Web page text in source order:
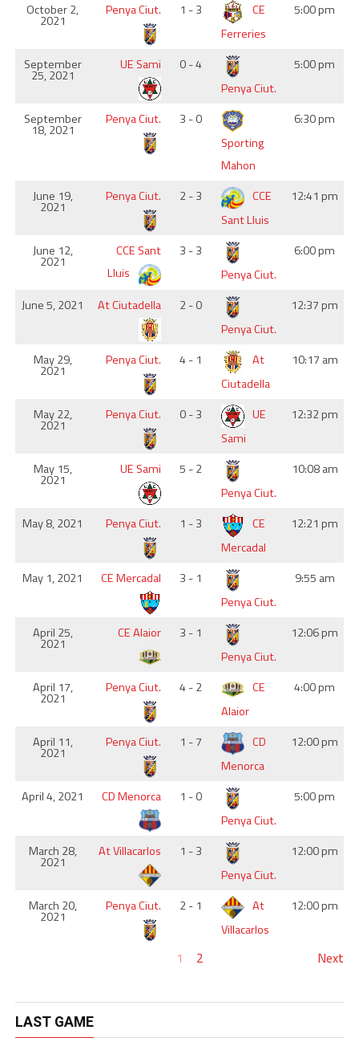
October 2,
2021
Penya Ciut. 1 - 3
CE
Ferreries
5:00 pm
September
25, 2021
UE Sami
0 - 4
Penya Ciut.
5:00 pm
September
18, 2021
Penya Ciut.
3 - 0
Sporting
Mahon
6:30 pm
June 19,
2021
Penya Ciut. 2 - 3
CCE
Sant Lluis
12:41 pm
June 12,
2021
CCE Sant
Lluis
3 - 3
Penya Ciut.
6:00 pm
June 5, 2021 At Ciutadella
2 - 0
Penya Ciut.
12:37 pm
May 29,
2021
Penya Ciut. 4 - 1
At
Ciutadella
10:17 am
May 22,
2021
Penya Ciut. 0 - 3
UE
Sami
12:32 pm
May 15,
2021
UE Sami
5 - 2
Penya Ciut.
10:08 am
May 8, 2021 Penya Ciut. 1 - 3
CE
Mercadal
12:21 pm
May 1, 2021 CE Mercadal
3 - 1
Penya Ciut.
9:55 am
April 25,
2021
CE Alaior
3 - 1
Penya Ciut.
12:06 pm
April 17,
2021
Penya Ciut. 4 - 2
CE
Alaior
4:00 pm
April 11,
2021
Penya Ciut. 1 - 7
CD
Menorca
12:00 pm
April 4, 2021 CD Menorca
1 - 0
Penya Ciut.
5:00 pm
March 28,
2021
At Villacarlos
1 - 3
Penya Ciut.
12:00 pm
March 20,
2021
Penya Ciut. 2 - 1
At
Villacarlos
12:00 pm
1 2 Next
LAST GAME